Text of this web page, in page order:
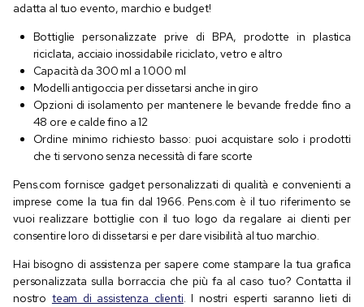
adatta al tuo evento, marchio e budget!
Bottiglie personalizzate prive di BPA, prodotte in plastica
riciclata, acciaio inossidabile riciclato, vetro e altro
Capacità da 300 ml a 1.000 ml
Modelli antigoccia per dissetarsi anche in giro
Opzioni di isolamento per mantenere le bevande fredde fino a
48 ore e calde fino a 12
Ordine minimo richiesto basso: puoi acquistare solo i prodotti
che ti servono senza necessità di fare scorte
Pens.com fornisce gadget personalizzati di qualità e convenienti a
imprese come la tua fin dal 1966. Pens.com è il tuo riferimento se
vuoi realizzare bottiglie con il tuo logo da regalare ai clienti per
consentire loro di dissetarsi e per dare visibilità al tuo marchio.
Hai bisogno di assistenza per sapere come stampare la tua grafica
personalizzata sulla borraccia che più fa al caso tuo? Contatta il
nostro team di assistenza clienti. I nostri esperti saranno lieti di